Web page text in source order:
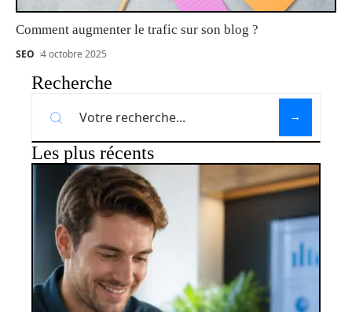
Comment augmenter le trafic sur son blog ?
SEO 4 octobre 2025
Recherche
Les plus récents